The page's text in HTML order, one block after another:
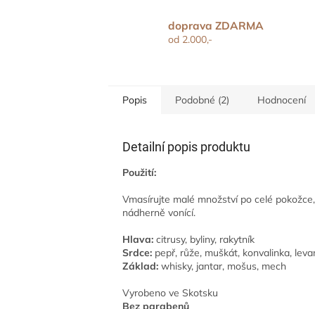
doprava ZDARMA
od 2.000,-
Popis Podobné (2) Hodnocení
Detailní popis produktu
Použití:
Vmasírujte malé množství po celé
nádherně vonící.
Hlava: citrusy, byliny, rakytník
Srdce: pepř, růže, muškát, konvalinka,
Základ: whisky, jantar, mošus, mech
Vyrobeno ve Skotsku
Bez parabenů